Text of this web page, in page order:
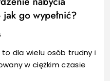
go wypełnić?
dla wielu osób trudny i
w ciężkim czasie